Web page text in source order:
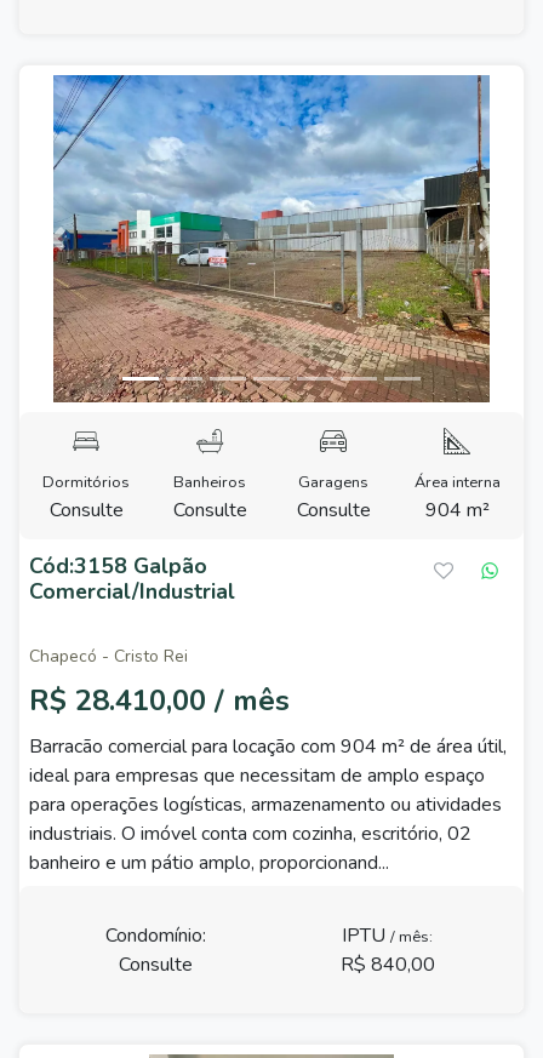
Previous Next
Dormitórios
Consulte
Banheiros
Consulte
Garagens
Consulte
Área interna
904 m²
Cód:3158 Galpão
Comercial/Industrial
Chapecó - Cristo Rei
R$ 28.410,00 / mês
Barracão comercial para locação com 904 m² de área útil,
ideal para empresas que necessitam de amplo espaço
para operações logísticas, armazenamento ou atividades
industriais. O imóvel conta com cozinha, escritório, 02
banheiro e um pátio amplo, proporcionand...
Condomínio:
Consulte
IPTU / mês:
R$ 840,00